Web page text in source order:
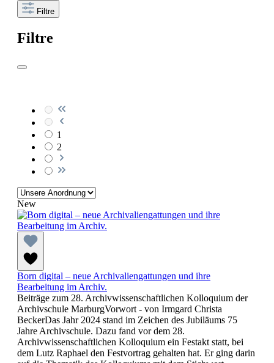
Filtre
Filtre
1
2
New
Born digital – neue Archivaliengattungen und ihre
Bearbeitung im Archiv.
Beiträge zum 28. Archivwissenschaftlichen Kolloquium der
Archivschule MarburgVorwort - von Irmgard Christa
BeckerDas Jahr 2024 stand im Zeichen des Jubiläums 75
Jahre Archivschule. Dazu fand vor dem 28.
Archivwissenschaftlichen Kolloquium ein Festakt statt, bei
dem Lutz Raphael den Festvortrag gehalten hat. Er ging darin